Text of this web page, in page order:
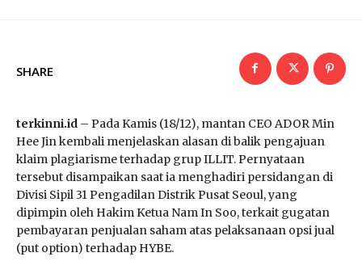
SHARE
terkinni.id – Pada Kamis (18/12), mantan CEO ADOR Min
Hee Jin kembali menjelaskan alasan di balik pengajuan
klaim plagiarisme terhadap grup ILLIT. Pernyataan
tersebut disampaikan saat ia menghadiri persidangan di
Divisi Sipil 31 Pengadilan Distrik Pusat Seoul, yang
dipimpin oleh Hakim Ketua Nam In Soo, terkait gugatan
pembayaran penjualan saham atas pelaksanaan opsi jual
(put option) terhadap HYBE.